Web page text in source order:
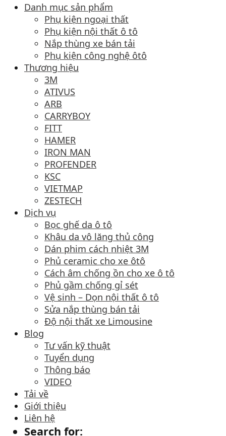
Danh mục sản phẩm
Phụ kiện ngoại thất
Phụ kiện nội thất ô tô
Nắp thùng xe bán tải
Phụ kiện công nghệ ôtô
Thương hiệu
3M
ATIVUS
ARB
CARRYBOY
FITT
HAMER
IRON MAN
PROFENDER
KSC
VIETMAP
ZESTECH
Dịch vụ
Bọc ghế da ô tô
Khâu da vô lăng thủ công
Dán phim cách nhiệt 3M
Phủ ceramic cho xe ôtô
Cách âm chống ồn cho xe ô tô
Phủ gầm chống gỉ sét
Vệ sinh – Dọn nội thất ô tô
Sửa nắp thùng bán tải
Độ nội thất xe Limousine
Blog
Tư vấn kỹ thuật
Tuyển dụng
Thông báo
VIDEO
Tải về
Giới thiệu
Liên hệ
Search for: